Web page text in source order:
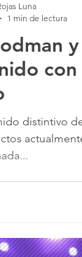
distintivo
Luna
1 min de lectura